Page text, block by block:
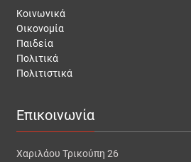
Κοινωνικά
Οικονομία
Παιδεία
Πολιτικά
Πολιτιστικά
Επικοινωνία
Χαριλάου Τρικούπη 26